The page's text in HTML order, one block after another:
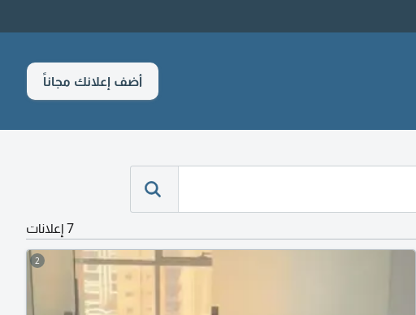
أضف إعلانك مجاناً
7 إعلانات
2